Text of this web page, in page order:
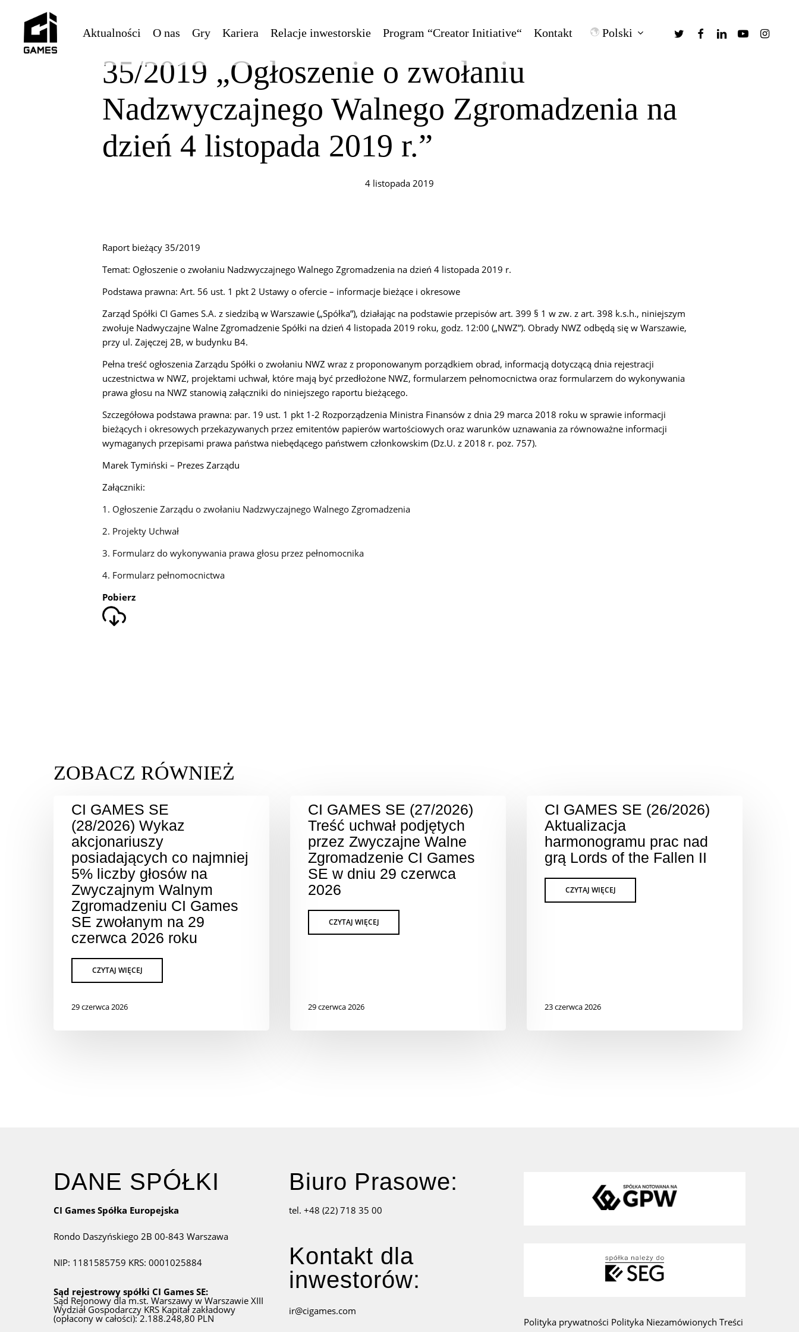
content
Aktualności O nas Gry Kariera Relacje inwestorskie Program “Creator Initiative“ Kontakt Polski twitterfacebooklinkedinyoutube
35/2019 „Ogłoszenie o zwołaniu
Nadzwyczajnego Walnego Zgromadzenia na
dzień 4 listopada 2019 r.”
4 listopada 2019
Raport bieżący 35/2019
Temat: Ogłoszenie o zwołaniu Nadzwyczajnego Walnego Zgromadzenia na dzień 4 listopada 2019 r.
Podstawa prawna: Art. 56 ust. 1 pkt 2 Ustawy o ofercie – informacje bieżące i okresowe
Zarząd Spółki CI Games S.A. z siedzibą w Warszawie („Spółka”), działając na podstawie przepisów art. 399 § 1 w zw. z art. 398 k.s.h., niniejszym
zwołuje Nadwyczajne Walne Zgromadzenie Spółki na dzień 4 listopada 2019 roku, godz. 12:00 („NWZ”). Obrady NWZ odbędą się w Warszawie,
przy ul. Zajęczej 2B, w budynku B4.
Pełna treść ogłoszenia Zarządu Spółki o zwołaniu NWZ wraz z proponowanym porządkiem obrad, informacją dotyczącą dnia rejestracji
uczestnictwa w NWZ, projektami uchwał, które mają być przedłożone NWZ, formularzem pełnomocnictwa oraz formularzem do wykonywania
prawa głosu na NWZ stanowią załączniki do niniejszego raportu bieżącego.
Szczegółowa podstawa prawna: par. 19 ust. 1 pkt 1-2 Rozporządzenia Ministra Finansów z dnia 29 marca 2018 roku w sprawie informacji
bieżących i okresowych przekazywanych przez emitentów papierów wartościowych oraz warunków uznawania za równoważne informacji
wymaganych przepisami prawa państwa niebędącego państwem członkowskim (Dz.U. z 2018 r. poz. 757).
Marek Tymiński – Prezes Zarządu
Załączniki:
1. Ogłoszenie Zarządu o zwołaniu Nadzwyczajnego Walnego Zgromadzenia
2. Projekty Uchwał
3. Formularz do wykonywania prawa głosu przez pełnomocnika
4. Formularz pełnomocnictwa
Pobierz
CI GAMES SE
(28/2026) Wykaz
akcjonariuszy
posiadających co najmniej
5% liczby głosów na
Zwyczajnym Walnym
Zgromadzeniu CI Games
SE zwołanym na 29
czerwca 2026 roku
29 czerwca 2026
CI GAMES SE (27/2026)
Treść uchwał podjętych
przez Zwyczajne Walne
Zgromadzenie CI Games
SE w dniu 29 czerwca
2026
29 czerwca 2026
CI GAMES SE (26/2026)
Aktualizacja
harmonogramu prac nad
grą Lords of the Fallen II
23 czerwca 2026
DANE SPÓŁKI
CI Games Spółka Europejska
Rondo Daszyńskiego 2B 00-843 Warszawa
NIP: 1181585759 KRS: 0001025884
Sąd rejestrowy spółki CI Games SE:
Sąd Rejonowy dla m.st. Warszawy w Warszawie XIII
Wydział Gospodarczy KRS Kapitał zakładowy
(opłacony w całości): 2.188.248,80 PLN
Biuro Prasowe:
tel. +48 (22) 718 35 00
Kontakt dla
inwestorów:
ir@cigames.com
Polityka prywatności Polityka Niezamówionych Treści